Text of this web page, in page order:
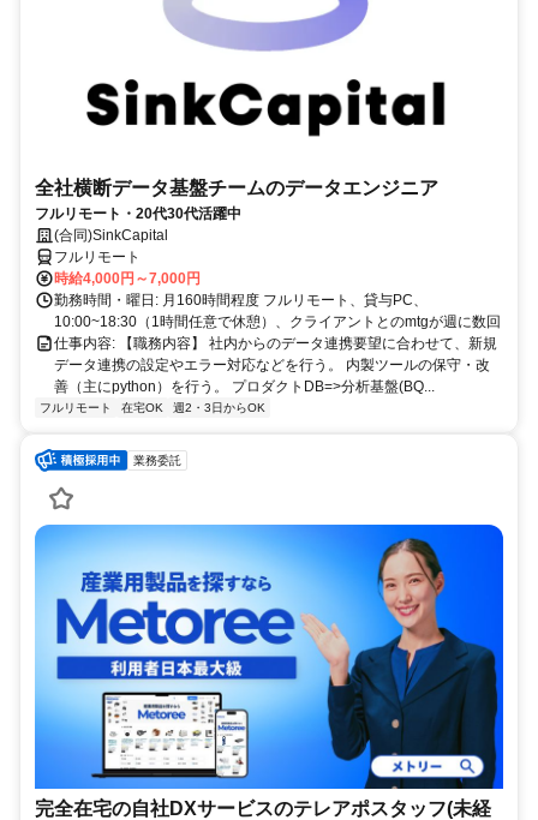
全社横断データ基盤チームのデータエンジニア
フルリモート・20代30代活躍中
(合同)SinkCapital
フルリモート
時給4,000円～7,000円
勤務時間・曜日: 月160時間程度 フルリモート、貸与PC、
10:00~18:30（1時間任意で休憩）、クライアントとのmtgが週に数回
仕事内容: 【職務内容】 社内からのデータ連携要望に合わせて、新規
データ連携の設定やエラー対応などを行う。 内製ツールの保守・改
善（主にpython）を行う。 プロダクトDB=>分析基盤(BQ...
フルリモート 在宅OK 週2・3日からOK
業務委託
完全在宅の自社DXサービスのテレアポスタッフ(未経